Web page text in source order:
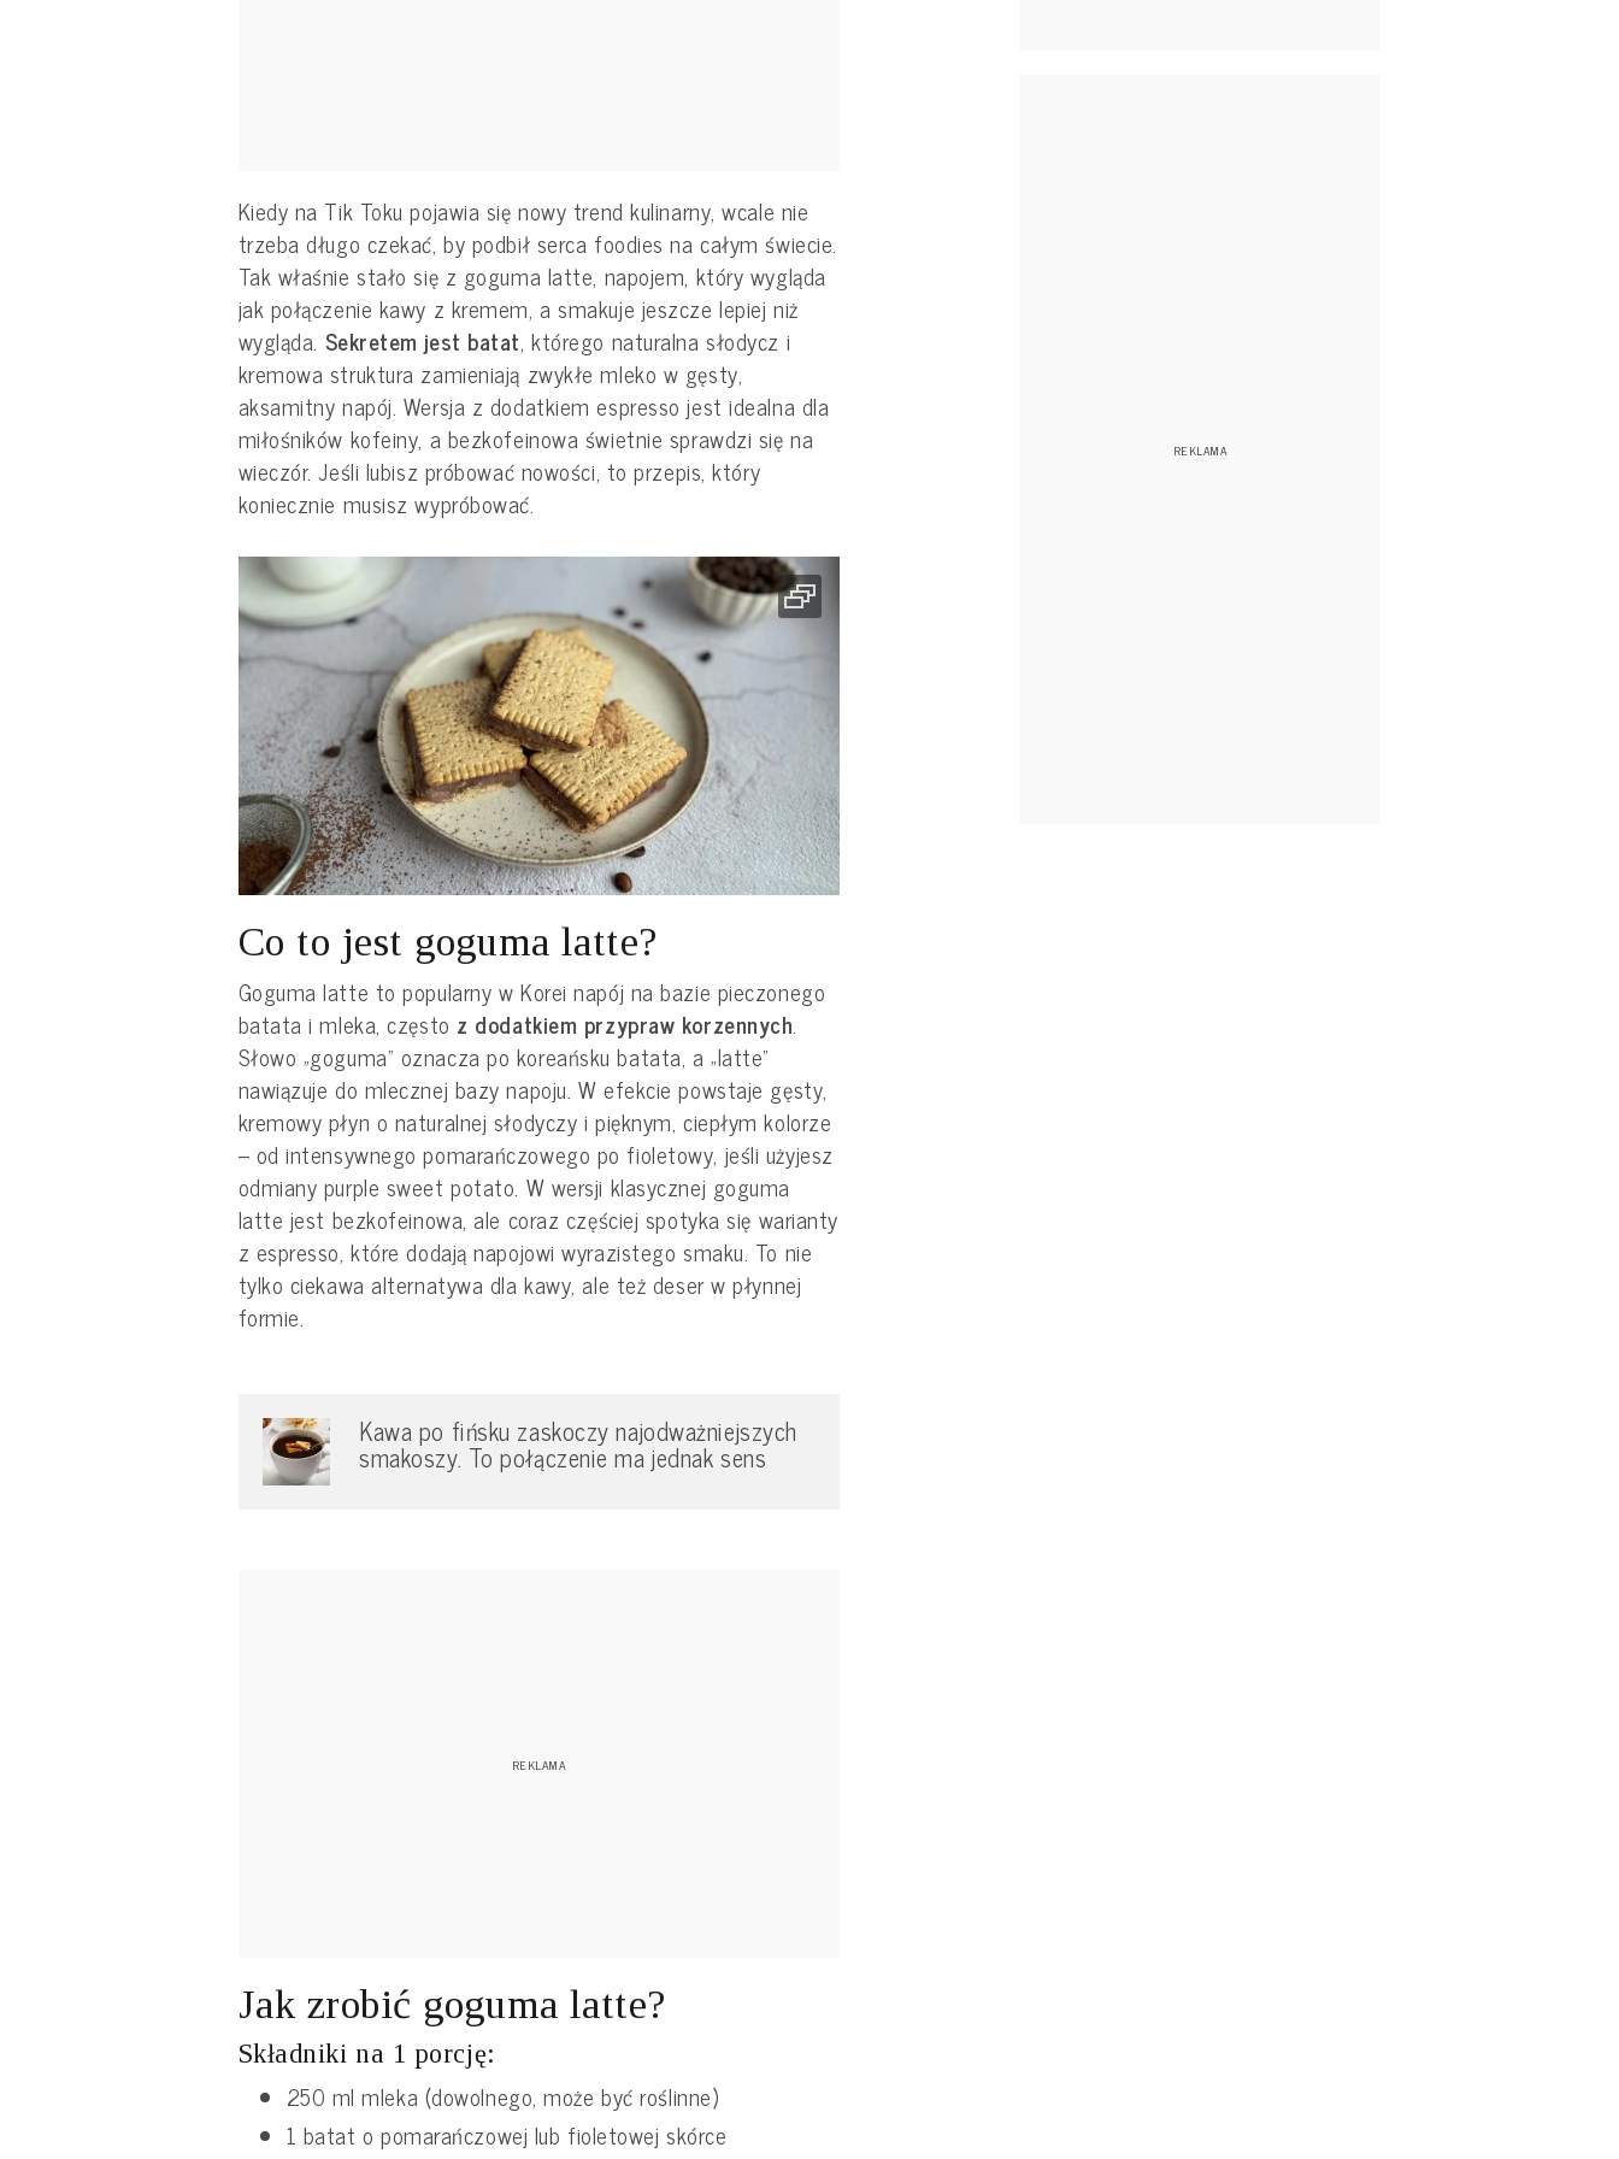
Kiedy na Tik Toku pojawia się nowy trend kulinarny, wcale nie
trzeba długo czekać, by podbił serca foodies na całym świecie.
Tak właśnie stało się z goguma latte, napojem, który wygląda
jak połączenie kawy z kremem, a smakuje jeszcze lepiej niż
wygląda. Sekretem jest batat, którego naturalna słodycz i
kremowa struktura zamieniają zwykłe mleko w gęsty,
aksamitny napój. Wersja z dodatkiem espresso jest idealna dla
miłośników kofeiny, a bezkofeinowa świetnie sprawdzi się na
wieczór. Jeśli lubisz próbować nowości, to przepis, który
koniecznie musisz wypróbować.
Co to jest goguma latte?
Goguma latte to popularny w Korei napój na bazie pieczonego
batata i mleka, często z dodatkiem przypraw korzennych.
Słowo „goguma” oznacza po koreańsku batata, a „latte”
nawiązuje do mlecznej bazy napoju. W efekcie powstaje gęsty,
kremowy płyn o naturalnej słodyczy i pięknym, ciepłym kolorze
– od intensywnego pomarańczowego po fioletowy, jeśli użyjesz
odmiany purple sweet potato. W wersji klasycznej goguma
latte jest bezkofeinowa, ale coraz częściej spotyka się warianty
z espresso, które dodają napojowi wyrazistego smaku. To nie
tylko ciekawa alternatywa dla kawy, ale też deser w płynnej
formie.
Kawa po fińsku zaskoczy najodważniejszych
smakoszy. To połączenie ma jednak sens
Jak zrobić goguma latte?
Składniki na 1 porcję:
250 ml mleka (dowolnego, może być roślinne)
1 batat o pomarańczowej lub fioletowej skórce